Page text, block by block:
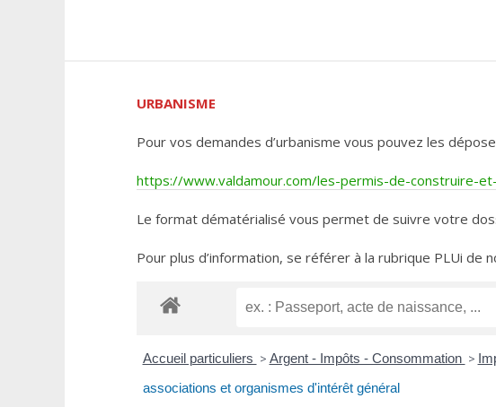
URBANISME
Pour vos demandes d’urbanisme vous pouvez les
https://www.valdamour.com/les-permis-de-construire-
Le format dématérialisé vous permet de suivre votre
Pour plus d’information, se référer à la rubrique PLUi de
Accueil particuliers > Argent - Impôts - Consommation >
associations et organismes d'intérêt général